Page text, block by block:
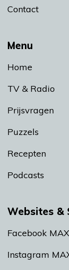
Menu
Home
TV & Radio
Prijsvragen
Puzzels
Recepten
Podcasts
Contact
Websites &
Facebook
Instagram